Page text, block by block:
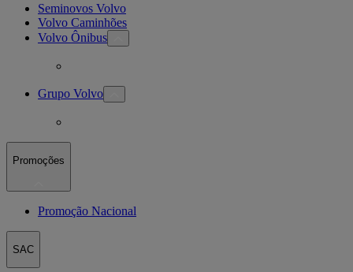
Seminovos Volvo
Volvo Caminhões
Volvo Ônibus
Grupo Volvo
Promoções
Promoção Nacional
SAC